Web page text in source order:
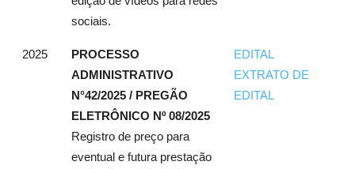
sociais.
2025
PROCESSO
ADMINISTRATIVO
N°42/2025 / PREGÃO
ELETRÔNICO Nº 08/2025
Registro de preço para
eventual e futura prestação
EDITAL
EXTRATO DE
EDITAL